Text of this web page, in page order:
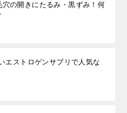
穴の開きにたるみ・黒ずみ！何
エストロゲンサプリで人気な